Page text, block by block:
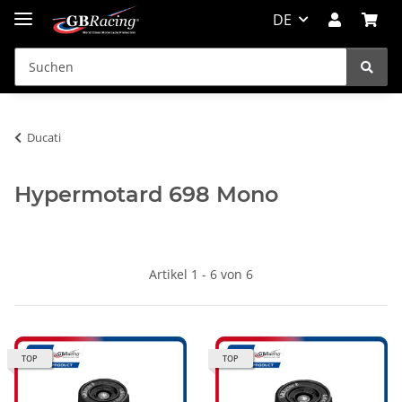
DE
Ducati
Hypermotard 698 Mono
Artikel 1 - 6 von 6
TOP TOP